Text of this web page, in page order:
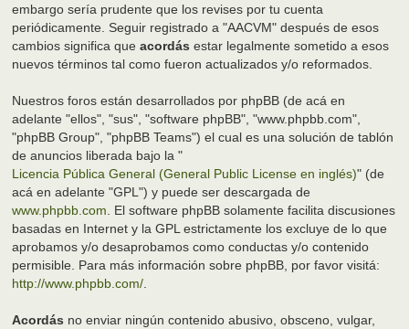
embargo sería prudente que los revises por tu cuenta
periódicamente. Seguir registrado a "AACVM" después de esos
cambios significa que acordás estar legalmente sometido a esos
nuevos términos tal como fueron actualizados y/o reformados.
Nuestros foros están desarrollados por phpBB (de acá en
adelante "ellos", "sus", "software phpBB", "www.phpbb.com",
"phpBB Group", "phpBB Teams") el cual es una solución de tablón
de anuncios liberada bajo la "
Licencia Pública General (General Public License en inglés)" (de
acá en adelante "GPL") y puede ser descargada de
www.phpbb.com . El software phpBB solamente facilita discusiones
basadas en Internet y la GPL estrictamente los excluye de lo que
aprobamos y/o desaprobamos como conductas y/o contenido
permisible. Para más información sobre phpBB, por favor visitá:
http://www.phpbb.com/
Acordás no enviar ningún contenido abusivo, obsceno, vulgar,